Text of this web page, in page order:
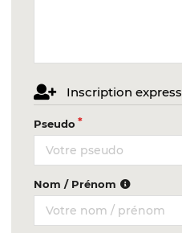
Inscription express
Pseudo
Nom / Prénom